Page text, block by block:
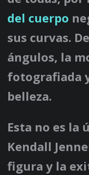
del cuerpo
sus curvas.
ángulos, la
fotografiada
belleza.
Esta no es la
Kendall
figura y la